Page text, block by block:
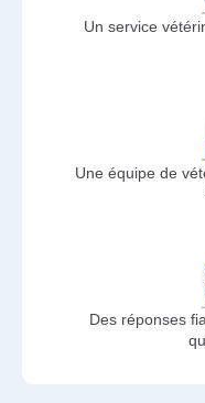
Un service
Une équipe de
Des réponses